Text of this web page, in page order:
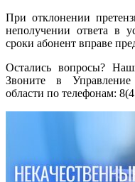
При отклонении
неполучении ответа в
сроки абонент вправе
Остались вопросы?
Звоните в
области по телефонам: